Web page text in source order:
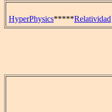
HyperPhysics*****Relatividad